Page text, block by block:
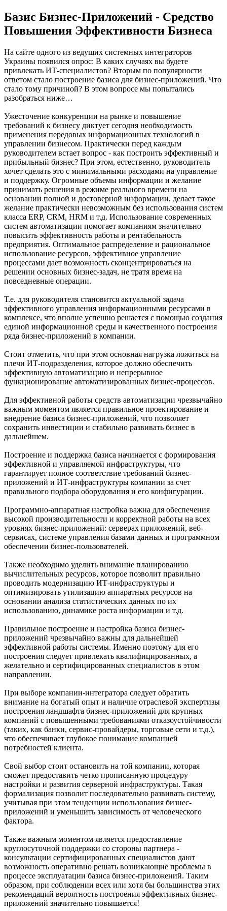
Базис Бизнес-Приложений - Средство
Повышения Эффективности Бизнеса
На сайте одного из ведущих системных интеграторов
Украины появился опрос: В каких случаях вы будете
привлекать ИТ-специалистов? Вторым по популярности
ответом стало построение базиса для бизнес-приложений. Что
стало тому причиной? В этом вопросе мы попытались
разобраться ниже…
Ужесточение конкуренции на рынке и повышение
требований к бизнесу диктует сегодня необходимость
применения передовых информационных технологий в
управлении бизнесом. Практически перед каждым
руководителем встает вопрос - как построить эффективный и
прибыльный бизнес? При этом, естественно, руководитель
хочет сделать это с минимальными расходами на управление
и поддержку. Огромные объемы информации и желание
принимать решения в режиме реального времени на
основании полной и достоверной информации, делает такое
желание практически невозможным без использования систем
класса ERP, CRM, HRM и т.д. Использование современных
систем автоматизации помогает компаниям значительно
повысить эффективность работы и рентабельность
предприятия. Оптимальное распределение и рациональное
использование ресурсов, эффективное управление
процессами дает возможность сконцентрироваться на
решении основных бизнес-задач, не тратя время на
повседневные операции.
Т.е. для руководителя становится актуальной задача
эффективного управления информационными ресурсами в
комплексе, что вполне успешно решается с помощью создания
единой информационной среды и качественного построения
ряда бизнес-приложений в компании.
Стоит отметить, что при этом основная нагрузка ложиться на
плечи ИТ-подразделения, которое должно обеспечить
эффективную автоматизацию и непрерывное
функционирование автоматизированных бизнес-процессов.
Для эффективной работы средств автоматизации чрезвычайно
важным моментом является правильное проектирование и
внедрение базиса бизнес-приложений, что позволяет
сохранить инвестиции и стабильно развивать бизнес в
дальнейшем.
Построение и поддержка базиса начинается с формирования
эффективной и управляемой инфраструктуры, что
гарантирует полное соответствие требований бизнес-
приложений и ИТ-инфраструктуры компании за счет
правильного подбора оборудования и его конфигурации.
Программно-аппаратная настройка важна для обеспечения
высокой производительности и корректной работы на всех
уровнях бизнес-приложений: серверах приложений, веб-
сервисах, системе управления базами данных и программном
обеспечении бизнес-пользователей.
Также необходимо уделить внимание планированию
вычислительных ресурсов, которое позволит правильно
проводить модернизацию ИТ-инфраструктуры и
оптимизировать утилизацию аппаратных ресурсов на
основании анализа статистических данных по их
использованию, динамике роста информации и т.д.
Правильное построение и настройка базиса бизнес-
приложений чрезвычайно важны для дальнейшей
эффективной работы системы. Именно поэтому для его
построения следует привлекать квалифицированных, а
желательно и сертифицированных специалистов в этом
направлении.
При выборе компании-интегратора следует обратить
внимание на богатый опыт и наличие отраслевой экспертизы
построения ландшафта бизнес-приложений для крупных
компаний с повышенными требованиями отказоустойчивости
(таких, как банки, сервис-провайдеры, торговые сети и т.д.),
что обеспечивает глубокое понимание компанией
потребностей клиента.
Свой выбор стоит остановить на той компании, которая
сможет предоставить четко прописанную процедуру
настройки и развития серверной инфраструктуры. Такая
формализация позволит последовательно развивать систему,
учитывая при этом тенденции использования бизнес-
приложений и уменьшить зависимость от человеческого
фактора.
Также важным моментом является предоставление
круглосуточной поддержки со стороны партнера -
консультации сертифицированных специалистов дают
возможность оперативно решать возникающие проблемы в
процессе эксплуатации базиса бизнес-приложений. Таким
образом, при соблюдении всех или хотя бы большинства этих
рекомендаций вероятность построения эффективных бизнес-
приложений значительно повышается!